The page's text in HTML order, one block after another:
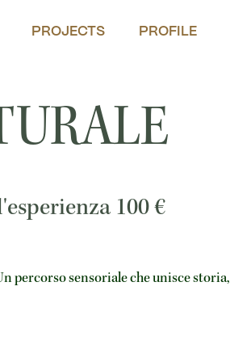
PROJECTS PROFILE
100€
percorso sensoriale che unisce storia,